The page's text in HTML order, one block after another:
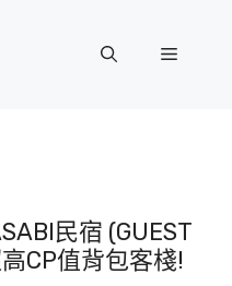
選
民宿 (GUEST
CP值背包客棧!